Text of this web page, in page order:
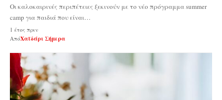
Οι καλοκαιρινές περιπέτειες ξεκινούν με το νέο πρόγραμμα summer
camp για παιδιά που είναι…
1 έτος πριν
ΑπόΧαϊδάρι Σήμερα